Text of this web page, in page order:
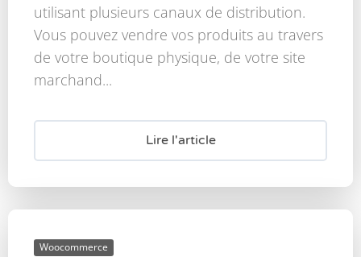
utilisant plusieurs canaux de distribution.
Vous pouvez vendre vos produits au travers
de votre boutique physique, de votre site
marchand...
Lire l'article
Woocommerce